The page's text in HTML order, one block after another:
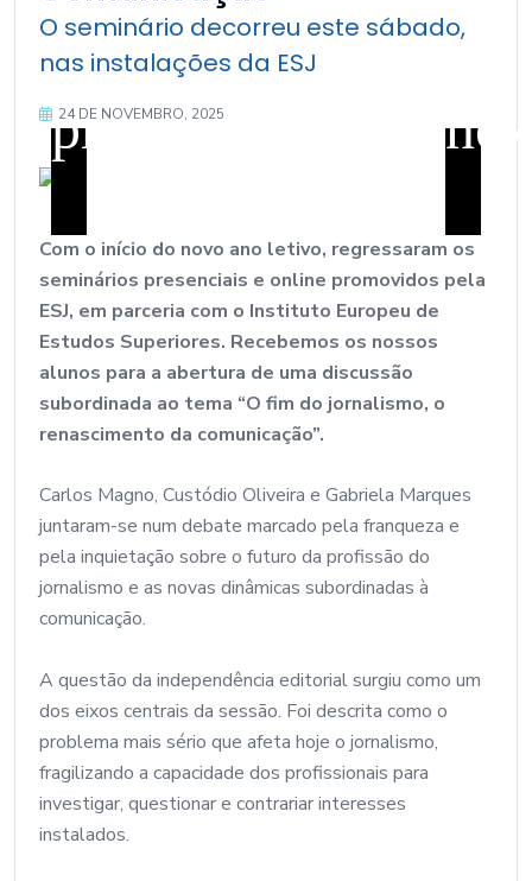
O seminário decorreu este sábado,
nas instalações da ESJ
24 DE NOVEMBRO, 2025
prev
Com o início do novo ano letivo, regressaram os
seminários presenciais e online promovidos pela
ESJ, em parceria com o Instituto Europeu de
Estudos Superiores. Recebemos os nossos
alunos para a abertura de uma discussão
subordinada ao tema “O fim do jornalismo, o
renascimento da comunicação”.
Carlos Magno, Custódio Oliveira e Gabriela Marques
juntaram-se num debate marcado pela franqueza e
pela inquietação sobre o futuro da profissão do
jornalismo e as novas dinâmicas subordinadas à
comunicação.
A questão da independência editorial surgiu como um
dos eixos centrais da sessão. Foi descrita como o
problema mais sério que afeta hoje o jornalismo,
fragilizando a capacidade dos profissionais para
investigar, questionar e contrariar interesses
instalados.